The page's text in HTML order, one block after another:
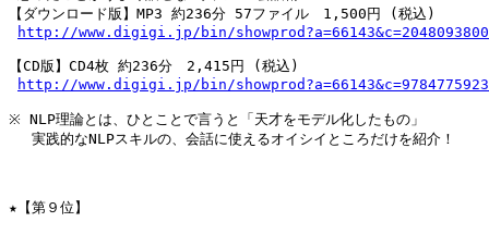
【ダウンロード版】MP3 約236分 57ファイル　1,500円 (税込)
http://www.digigi.jp/bin/
【CD版】CD4枚 約236分　2,415円 (税込)
http://www.digigi.jp/bin/
※ NLP理論とは、ひとことで言うと「天才をモデル化したもの」
実践的なNLPスキルの、会話に使えるオイシイところだけを紹介！
★【第９位】